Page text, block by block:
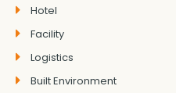
Hotel
Facility
Logistics
Built Environment